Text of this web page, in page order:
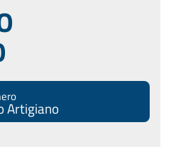
Artigiano